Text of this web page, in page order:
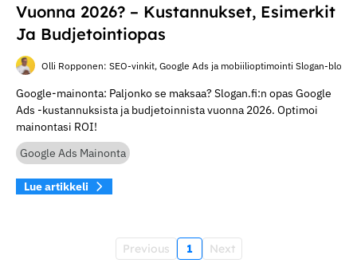
Vuonna 2026? – Kustannukset, Esimerkit
Ja Budjetointiopas
Olli Ropponen: SEO-vinkit, Google Ads ja mobiilioptimointi Slogan-
Google-mainonta: Paljonko se maksaa? Slogan.fi:n opas Google
Ads -kustannuksista ja budjetoinnista vuonna 2026. Optimoi
mainontasi ROI!
Google Ads Mainonta
Lue artikkeli
Previous 1 Next